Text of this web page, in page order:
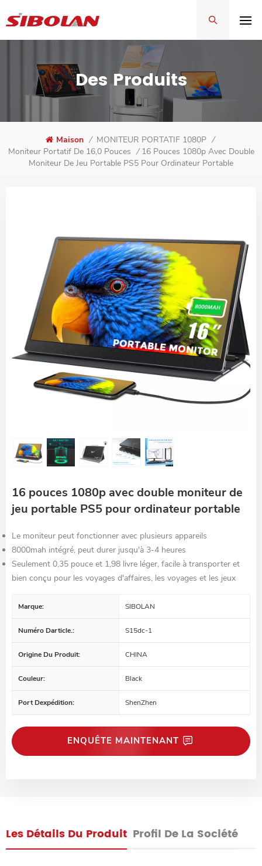
Des Produits
Maison / MONITEUR PORTATIF 1080P /
Moniteur Portatif De 16,0 Pouces / 16 Pouces 1080p Avec Double
Moniteur De Jeu Portable PS5 Pour Ordinateur Portable
16 pouces 1080p avec double moniteur de
jeu portable PS5 pour ordinateur portable
Le moniteur peut fonctionner avec plusieurs appareils
8000mah intégré, peut durer jusqu'à 3-4 heures
Seulement 0,35 pouce et 1,98 livre léger, facile à transporter et
bien conçu pour les voyages d'affaires, les voyages et les jeux
Marque: SIBOLAN
Numéro Darticle.: S15dc-1
Origine Du Produit: CHINA
Couleur: Black
Port Dexpédition: ShenZhen
ENQUÊTE MAINTENANT
Les Détails Du Produit Profil De La Société